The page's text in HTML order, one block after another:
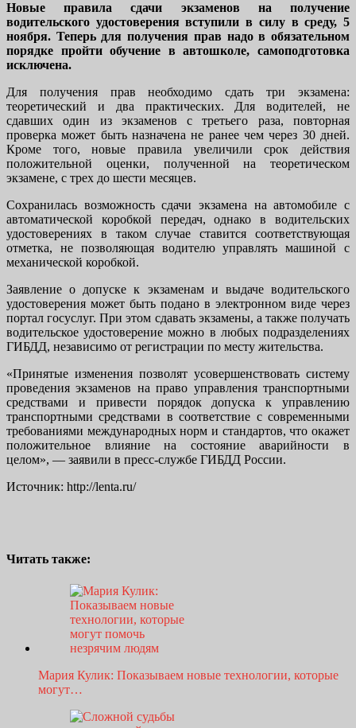
Новые правила сдачи экзаменов на получение
водительского удостоверения вступили в силу в среду, 5
ноября. Теперь для получения прав надо в обязательном
порядке пройти обучение в автошколе, самоподготовка
исключена.
Для получения прав необходимо сдать три экзамена:
теоретический и два практических. Для водителей, не
сдавших один из экзаменов с третьего раза, повторная
проверка может быть назначена не ранее чем через 30 дней.
Кроме того, новые правила увеличили срок действия
положительной оценки, полученной на теоретическом
экзамене, с трех до шести месяцев.
Сохранилась возможность сдачи экзамена на автомобиле с
автоматической коробкой передач, однако в водительских
удостоверениях в таком случае ставится соответствующая
отметка, не позволяющая водителю управлять машиной с
механической коробкой.
Заявление о допуске к экзаменам и выдаче водительского
удостоверения может быть подано в электронном виде через
портал госуслуг. При этом сдавать экзамены, а также получать
водительское удостоверение можно в любых подразделениях
ГИБДД, независимо от регистрации по месту жительства.
«Принятые изменения позволят усовершенствовать систему
проведения экзаменов на право управления транспортными
средствами и привести порядок допуска к управлению
транспортными средствами в соответствие с современными
требованиями международных норм и стандартов, что окажет
положительное влияние на состояние аварийности в
целом», — заявили в пресс-службе ГИБДД России.
Источник: http://lenta.ru/
Читать также:
Мария Кулик: Показываем новые технологии, которые
могут…